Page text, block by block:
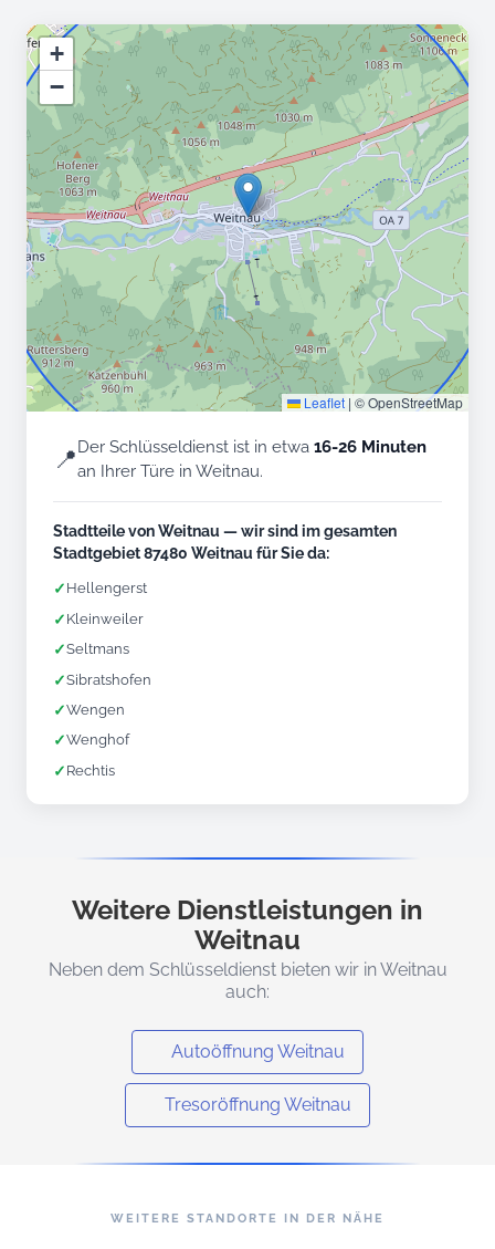
+
−
Leaflet | © OpenStreetMap
📍Der Schlüsseldienst ist in etwa 16-26 Minuten
an Ihrer Türe in Weitnau.
Stadtteile von Weitnau — wir sind im gesamten
Stadtgebiet 87480 Weitnau für Sie da:
✓ Hellengerst
✓ Kleinweiler
✓Seltmans
✓Sibratshofen
✓Wengen
✓Wenghof
✓ Rechtis
Weitere Dienstleistungen in
Weitnau
Neben dem Schlüsseldienst bieten wir in Weitnau
auch:
Autoöffnung Weitnau
Tresoröffnung Weitnau
WEITERE STANDORTE IN DER NÄHE